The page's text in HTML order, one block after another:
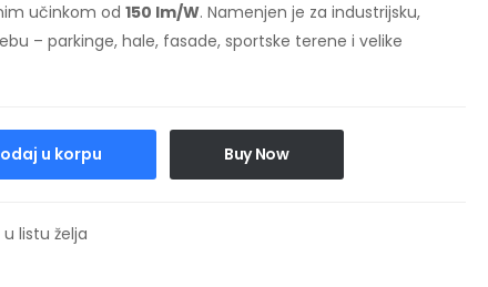
učinkom od 150 lm/W. Namenjen je za industrijsku,
– parkinge, hale, fasade, sportske terene i velike
u korpu Buy Now
listu želja